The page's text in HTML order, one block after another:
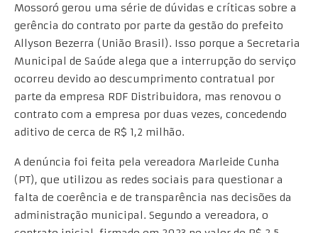
Mossoró gerou uma série de dúvidas e críticas sobre a
gerência do contrato por parte da gestão do prefeito
Allyson Bezerra (União Brasil). Isso porque a Secretaria
Municipal de Saúde alega que a interrupção do serviço
ocorreu devido ao descumprimento contratual por
parte da empresa RDF Distribuidora, mas renovou o
contrato com a empresa por duas vezes, concedendo
aditivo de cerca de R$ 1,2 milhão.
A denúncia foi feita pela vereadora Marleide Cunha
(PT), que utilizou as redes sociais para questionar a
falta de coerência e de transparência nas decisões da
administração municipal. Segundo a vereadora, o